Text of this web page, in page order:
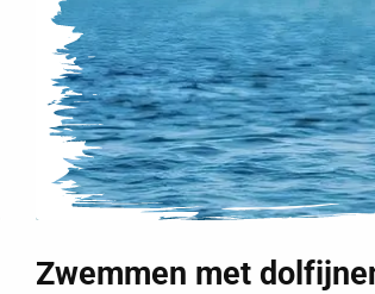
Zwemmen met